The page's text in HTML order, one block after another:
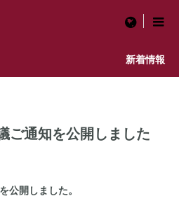
menu
新着情報
ご通知を公開しました
公開しました。